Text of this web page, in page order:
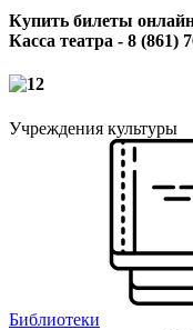
Купить билеты
Касса театра - 8 (861)
Учреждения культуры
Библиотеки